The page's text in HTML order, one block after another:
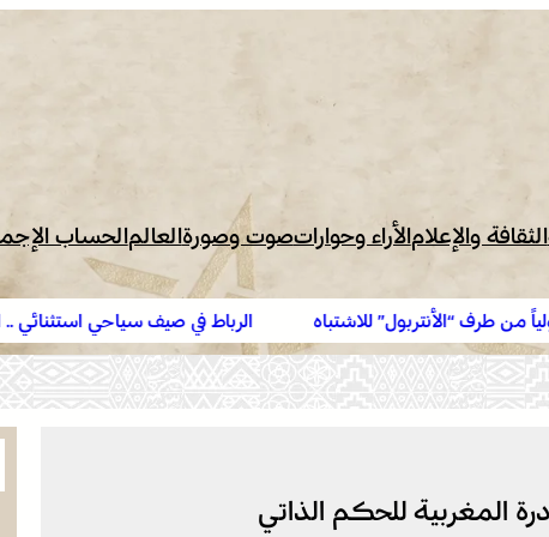
الثقافة والإعلامالأراء وحواراتصوت وصورةالعالمالحساب
للاشتباه
الرباط في صيف سياحي استثنائي .. ارتفاع
المغربية للحكم الذاتي